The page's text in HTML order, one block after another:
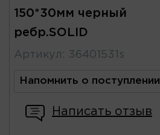
150*30мм черный
ребр.SOLID
Артикул : 36401531s
Напомнить о поступлении
Написать отзыв